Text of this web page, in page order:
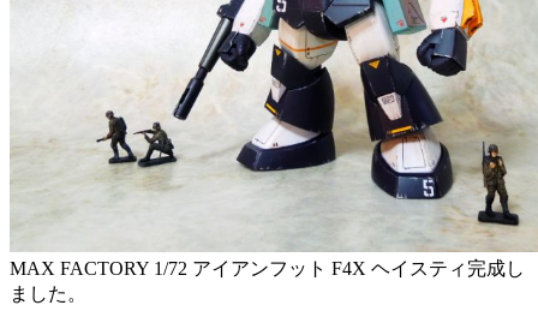
MAX FACTORY 1/72 アイアンフット F4X ヘイスティ完成し
ました。